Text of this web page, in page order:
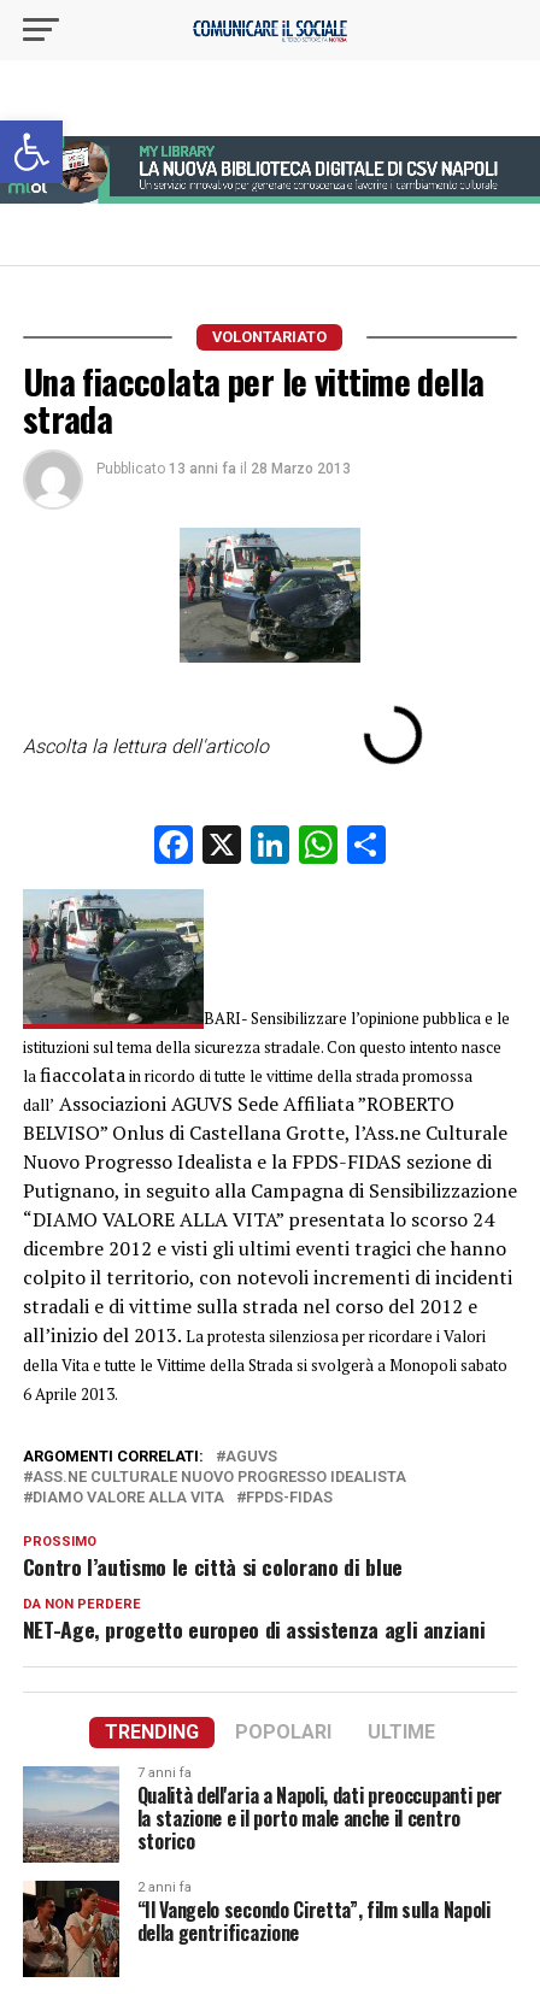
Apri la barra degli strumenti
VOLONTARIATO
Una fiaccolata per le vittime della
strada
Pubblicato 13 anni fa il 28 Marzo 2013
Ascolta la lettura dell'articolo
Facebook
X LinkedIn
WhatsApp
Condividi
BARI- Sensibilizzare l’opinione pubblica e le
istituzioni sul tema della sicurezza stradale. Con questo intento nasce
lafiaccolatain ricordo di tutte le vittime della strada promossa
dall’ Associazioni AGUVS Sede Affiliata ”ROBERTO
BELVISO” Onlus di Castellana Grotte, l’Ass.ne Culturale
Nuovo Progresso Idealista e la FPDS-FIDAS sezione di
Putignano, in seguito alla Campagna di Sensibilizzazione
“DIAMO VALORE ALLA VITA” presentata lo scorso 24
dicembre 2012 e visti gli ultimi eventi tragici che hanno
colpito il territorio, con notevoli incrementi di incidenti
stradali e di vittime sulla strada nel corso del 2012 e
all’inizio del 2013. La protesta silenziosa per ricordare i Valori
della Vita e tutte le Vittime della Strada si svolgerà aMonopolisabato
6 Aprile 2013.
ARGOMENTI CORRELATI:
AGUVS
ASS.NE CULTURALE NUOVO PROGRESSO IDEALISTA
DIAMO VALORE ALLA VITA
FPDS-FIDAS
PROSSIMO
Contro l’autismo le città si colorano di blue
DA NON PERDERE
NET-Age, progetto europeo di assistenza agli anziani
TRENDING POPOLARI ULTIME
7 anni fa
Qualità dell'aria a Napoli, dati preoccupanti per
la stazione e il porto male anche il centro
storico
2 anni fa
“Il Vangelo secondo Ciretta”, film sulla Napoli
della gentrificazione